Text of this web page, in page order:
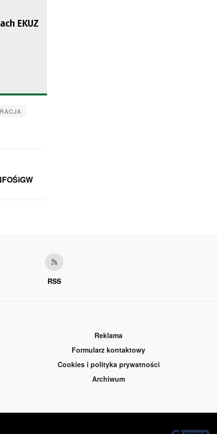
EKUZ
RSS
Reklama
Formularz kontaktowy
Cookies i polityka prywatności
Archiwum